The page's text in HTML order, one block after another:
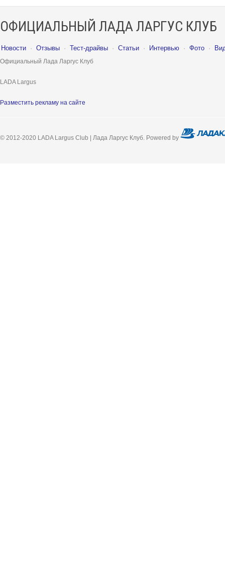
ОФИЦИАЛЬНЫЙ ЛАДА ЛАРГУС КЛУБ
Новости · Отзывы · Тест-драйвы · Статьи · Интервью · Фото ·
Официальный Лада Ларгус Клуб
LADA Largus
Разместить рекламу на сайте
© 2012-2020 LADA Largus Club | Лада Ларгус Клуб. Powered by